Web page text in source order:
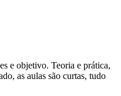
e objetivo. Teoria e prática,
as aulas são curtas, tudo